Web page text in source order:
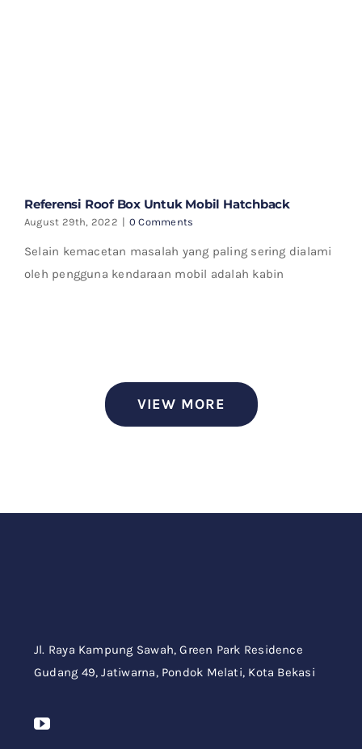
Referensi Roof Box Untuk Mobil Hatchback
August 29th, 2022 | 0 Comments
Selain kemacetan masalah yang paling sering dialami
oleh pengguna kendaraan mobil adalah kabin
VIEW MORE
Jl. Raya Kampung Sawah,Green Park Residence
Gudang 49,Jatiwarna, Pondok Melati, Kota Bekasi